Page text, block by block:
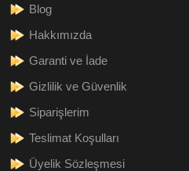
Blog
Hakkımızda
Garanti ve İade
Gizlilik ve Güvenlik
Siparişlerim
Teslimat Koşulları
Üyelik Sözleşmesi